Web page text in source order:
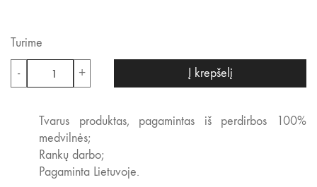
Turime
-
produkto
kiekis:
spalvos
stalo
padėkliukas
+ Į krepšelį
Tvarus produktas, pagamintas iš perdirbos 100%
medvilnės;
Rankų darbo;
Pagaminta Lietuvoje.